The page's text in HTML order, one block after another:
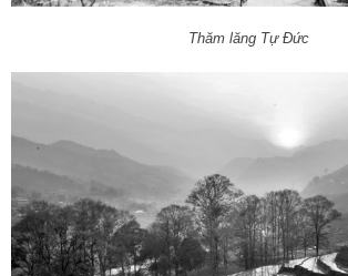
Thăm lăng Tự Đức